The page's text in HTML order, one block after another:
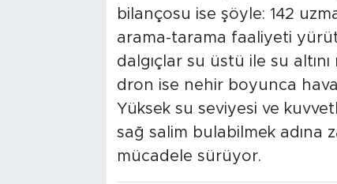
bilançosu ise şöyle: 142
arama-tarama faaliyeti
dalgıçlar su üstü ile su
dron ise nehir boyunca
Yüksek su seviyesi ve
sağ salim bulabilmek adına
mücadele sürüyor.